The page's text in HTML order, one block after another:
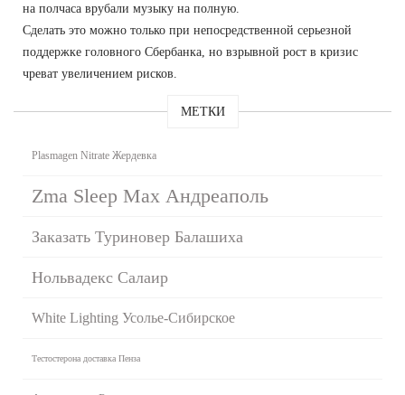
на полчаса врубали музыку на полную.
Сделать это можно только при непосредственной серьезной
поддержке головного Сбербанка, но взрывной рост в кризис
чреват увеличением рисков.
МЕТКИ
Plasmagen Nitrate Жердевка
Zma Sleep Max Андреаполь
Заказать Туриновер Балашиха
Нольвадекс Салаир
White Lighting Усолье-Сибирское
Тестостерона доставка Пенза